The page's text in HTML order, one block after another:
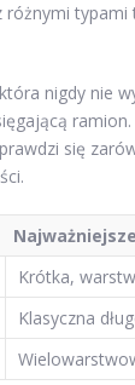
różnymi
nigdy nie
się
Krótka,
Klasyczna